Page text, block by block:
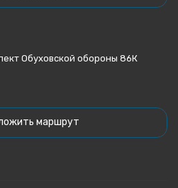
Обуховской обороны 86К
маршрут